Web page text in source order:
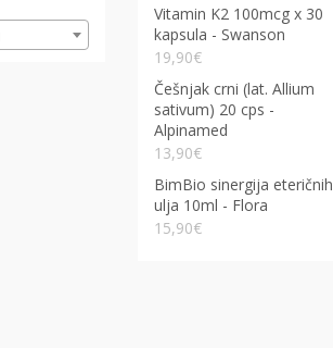
Vitamin K2 100mcg x 30
kapsula - Swanson
19,90€
Češnjak crni (lat. Allium
sativum) 20 cps -
Alpinamed
13,90€
BimBio sinergija eteričnih
ulja 10ml - Flora
15,90€